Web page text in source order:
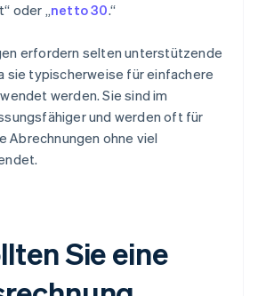
oder „netto 30.“
erfordern selten unterstützende
sie typischerweise für einfachere
werden. Sie sind im
und werden oft für
Abrechnungen ohne viel
Sie eine